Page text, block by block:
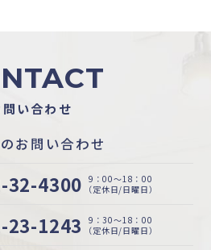
問い合わせ
お問い合わせ
32-4300 9：00〜18：00
（定休日/日曜日）
23-1243
9：30〜18：00
（定休日/日曜日）